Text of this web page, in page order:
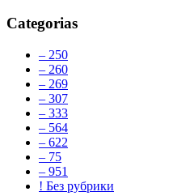
Categorias
– 250
– 260
– 269
– 307
– 333
– 564
– 622
– 75
– 951
! Без рубрики